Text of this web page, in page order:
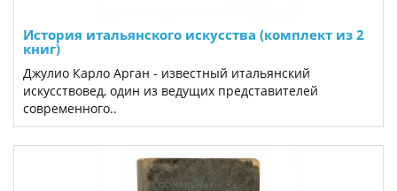
История итальянского искусства (комплект из 2
книг)
Джулио Карло Арган - известный итальянский
искусствовед, один из ведущих представителей
современного..